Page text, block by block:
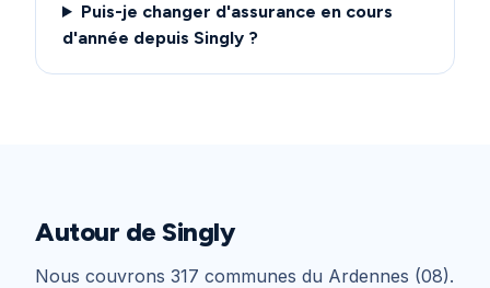
Puis-je changer d'assurance en cours
d'année depuis Singly ?
Autour deSingly
Nous couvrons 317 communes du Ardennes (08).